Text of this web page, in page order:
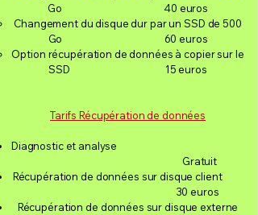
Go 40 euros
Changement du disque dur par un SSD de 500
Go 60 euros
Option récupération de données à copier sur le
SSD 15 euros
Tarifs Récupération de données
Diagnostic et analyse
Gratuit
Récupération de données sur disque client
30 euros
Récupération de données sur disque externe